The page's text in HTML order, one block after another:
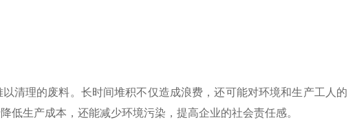
理的废料。长时间堆积不仅造成浪费，还可能对环境和生产工人的
生产成本，还能减少环境污染，提高企业的社会责任感。